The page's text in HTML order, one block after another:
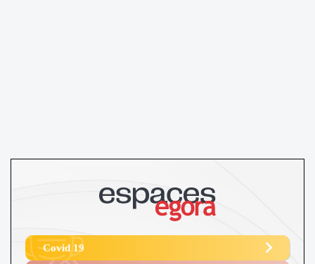
Covid 19